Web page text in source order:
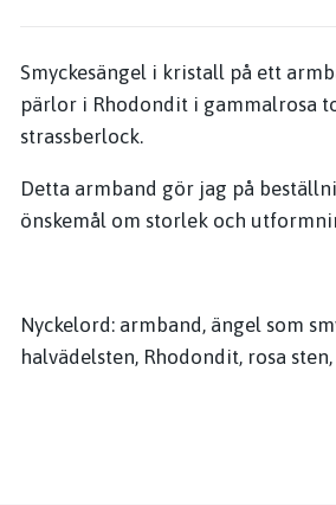
Smyckesängel i kristall på ett
pärlor i Rhodondit i gammalrosa
strassberlock.
Detta armband gör jag på
önskemål om storlek och
Nyckelord: armband, ängel som
halvädelsten, Rhodondit, rosa